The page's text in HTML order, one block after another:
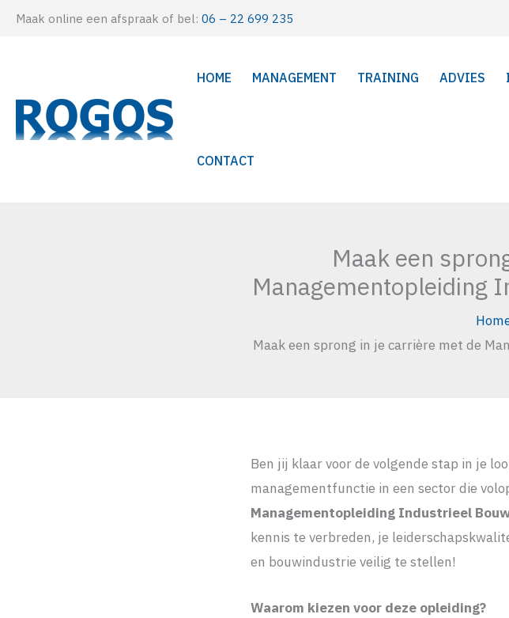
Maak online een afspraak of bel: 06 – 22 699 235
HOME MANAGEMENT TRAINING ADVIES
CONTACT
Maak een
Managementopleiding
Maak een sprong in je carrière met de
Ben jij klaar voor de volgende stap in je
managementfunctie in een sector die
Managementopleiding Industrieel
kennis te verbreden, je
en bouwindustrie veilig te stellen!
Waarom kiezen voor deze opleiding?